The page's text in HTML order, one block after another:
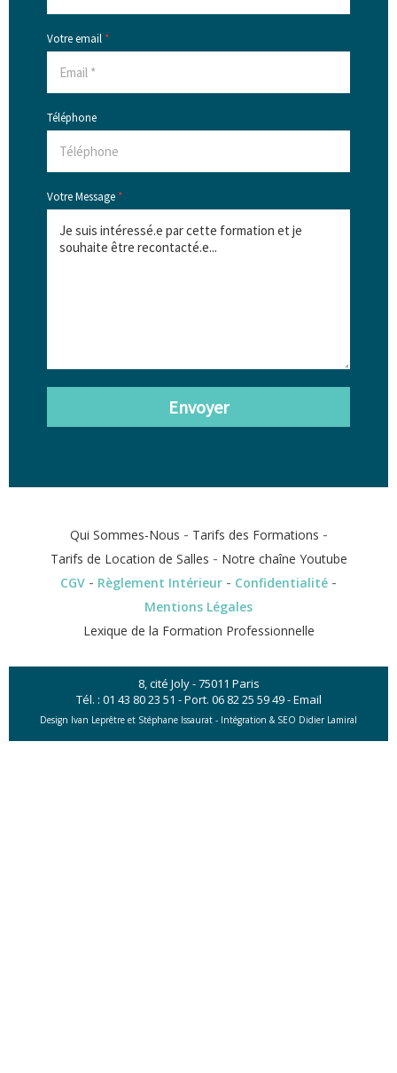
Votre email *
Téléphone
Votre Message *
Envoyer
Qui Sommes-Nous - Tarifs des Formations -
Tarifs de Location de Salles - Notre chaîne Youtube
CGV - Règlement Intérieur - Confidentialité -
Mentions Légales
Lexique de la Formation Professionnelle
8, cité Joly - 75011 Paris
Tél. : 01 43 80 23 51 - Port. 06 82 25 59 49-Email
Design Ivan Leprêtre et Stéphane Issaurat - Intégration & SEO Didier Lamiral